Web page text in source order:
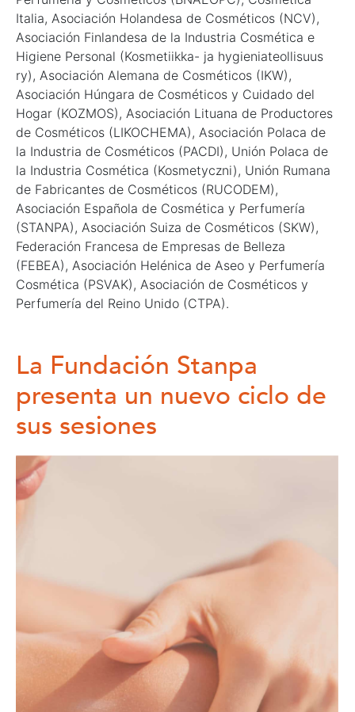
Italia, Asociación Holandesa de Cosméticos (NCV),
Asociación Finlandesa de la Industria Cosmética e
Higiene Personal (Kosmetiikka- ja hygieniateollisuus
ry), Asociación Alemana de Cosméticos (IKW),
Asociación Húngara de Cosméticos y Cuidado del
Hogar (KOZMOS), Asociación Lituana de Productores
de Cosméticos (LIKOCHEMA), Asociación Polaca de
la Industria de Cosméticos (PACDI), Unión Polaca de
la Industria Cosmética (Kosmetyczni), Unión Rumana
de Fabricantes de Cosméticos (RUCODEM),
Asociación Española de Cosmética y Perfumería
(STANPA), Asociación Suiza de Cosméticos (SKW),
Federación Francesa de Empresas de Belleza
(FEBEA), Asociación Helénica de Aseo y Perfumería
Cosmética (PSVAK), Asociación de Cosméticos y
Perfumería del Reino Unido (CTPA).
La Fundación Stanpa
presenta un nuevo ciclo de
sus sesiones